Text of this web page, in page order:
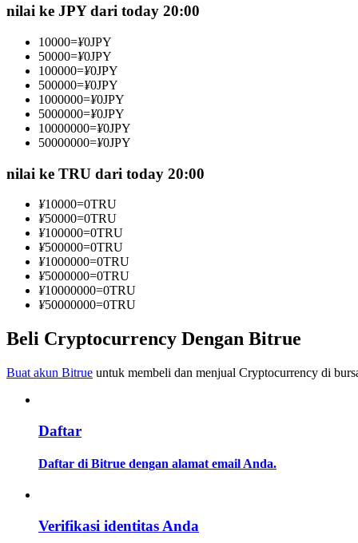
Copy Trading
Bergabunglah dengan pedagang top
Menjadi Pedagang Salinan
Informasi
nilai ke JPY dari today 20:00
10000=¥0JPY
50000=¥0JPY
100000=¥0JPY
500000=¥0JPY
1000000=¥0JPY
5000000=¥0JPY
10000000=¥0JPY
50000000=¥0JPY
nilai ke TRU dari today 20:00
¥10000=0TRU
¥50000=0TRU
¥100000=0TRU
¥500000=0TRU
¥1000000=0TRU
¥5000000=0TRU
¥10000000=0TRU
¥50000000=0TRU
Beli Cryptocurrency Dengan Bitrue
Buat akun Bitrue untuk membeli dan menjual Cryptocurrency di
Daftar
Daftar di Bitrue dengan alamat email Anda.
Verifikasi identitas Anda